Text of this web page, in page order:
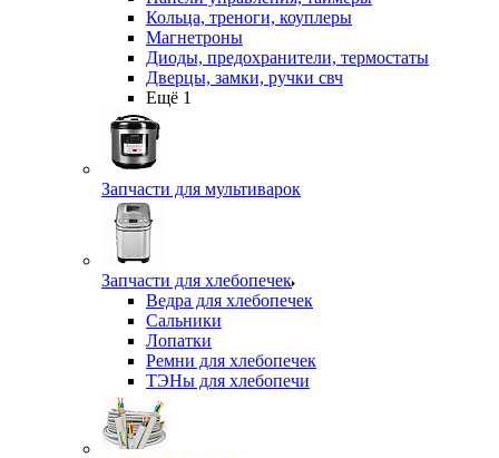
Кольца, треноги, коуплеры
Магнетроны
Диоды, предохранители, термостаты
Дверцы, замки, ручки свч
Ещё 1
Запчасти для мультиварок
Запчасти для хлебопечек
Ведра для хлебопечек
Сальники
Лопатки
Ремни для хлебопечек
ТЭНы для хлебопечи